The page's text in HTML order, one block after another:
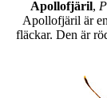
Apollofjäril,
Apollofjäril är
fläckar. Den är